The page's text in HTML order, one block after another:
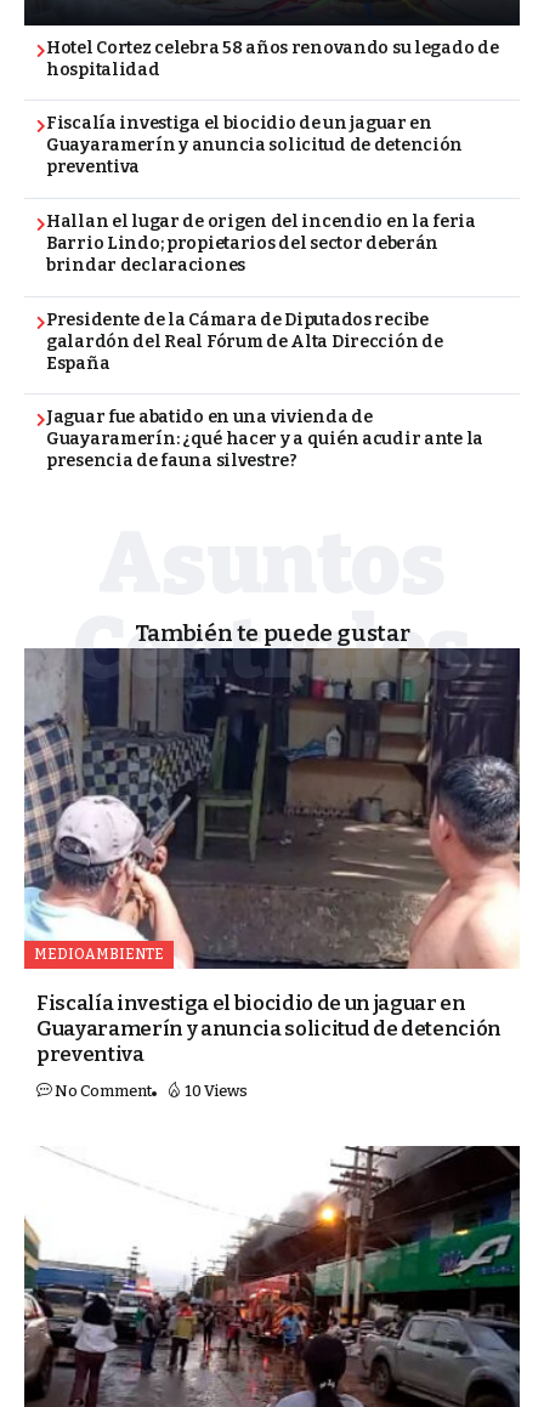
Hotel Cortez celebra 58 años renovando su legado de
hospitalidad
Fiscalía investiga el biocidio de un jaguar en
Guayaramerín y anuncia solicitud de detención
preventiva
Hallan el lugar de origen del incendio en la feria
Barrio Lindo; propietarios del sector deberán
brindar declaraciones
Presidente de la Cámara de Diputados recibe
galardón del Real Fórum de Alta Dirección de
España
Jaguar fue abatido en una vivienda de
Guayaramerín: ¿qué hacer y a quién acudir ante la
presencia de fauna silvestre?
También te puede gustar
MEDIOAMBIENTE
Fiscalía investiga el biocidio de un jaguar en
Guayaramerín y anuncia solicitud de detención
preventiva
No Comment 10 Views